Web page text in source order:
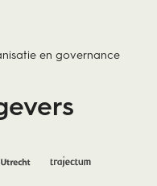
en governance